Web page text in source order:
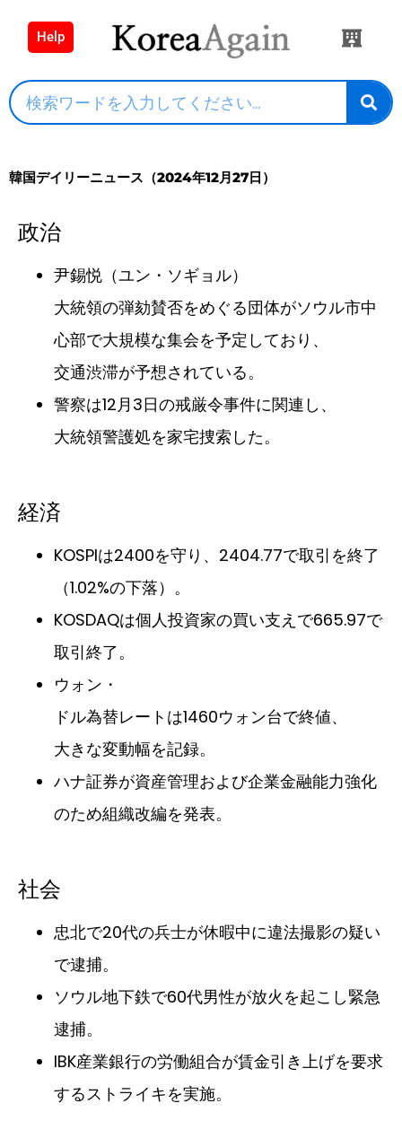
Help
韓国デイリーニュース（2024年12月27日）
政治
尹錫悦（ユン・ソギョル）
大統領の弾劾賛否をめぐる団体がソウル市中
心部で大規模な集会を予定しており、
交通渋滞が予想されている。
警察は12月3日の戒厳令事件に関連し、
大統領警護処を家宅捜索した。
経済
KOSPIは2400を守り、2404.77で取引を終了
（1.02%の下落）。
KOSDAQは個人投資家の買い支えで665.97で
取引終了。
ウォン・
ドル為替レートは1460ウォン台で終値、
大きな変動幅を記録。
ハナ証券が資産管理および企業金融能力強化
のため組織改編を発表。
社会
忠北で20代の兵士が休暇中に違法撮影の疑い
で逮捕。
ソウル地下鉄で60代男性が放火を起こし緊急
逮捕。
IBK産業銀行の労働組合が賃金引き上げを要求
するストライキを実施。